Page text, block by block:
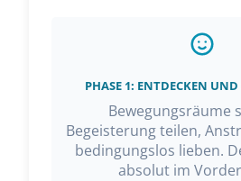
PHASE 1: ENTDECKEN UND
Bewegungsräume
Begeisterung teilen,
bedingungslos lieben.
absolut im